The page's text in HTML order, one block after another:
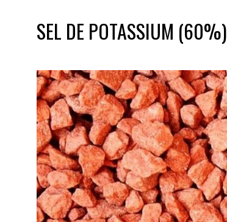
SEL DE POTASSIUM (60%)